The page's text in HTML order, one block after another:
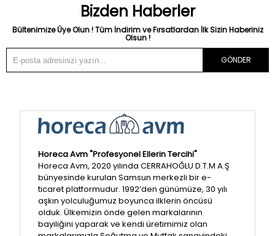
Bizden Haberler
Bültenimize Üye Olun ! Tüm İndirim ve Fırsatlardan İlk Sizin Haberiniz
Olsun !
GÖNDER
Horeca Avm "Profesyonel Ellerin Tercihi"
Horeca Avm, 2020 yılında CERRAHOĞLU D.T.M A.Ş
bünyesinde kurulan Samsun merkezli bir e-
ticaret platformudur. 1992’den günümüze, 30 yılı
aşkın yolculuğumuz boyunca ilklerin öncüsü
olduk. Ülkemizin önde gelen markalarının
bayiliğini yaparak ve kendi üretimimiz olan